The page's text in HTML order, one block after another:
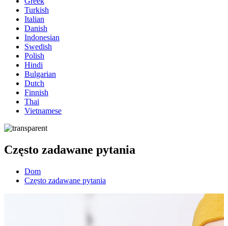
Turkish
Italian
Danish
Indonesian
Swedish
Polish
Hindi
Bulgarian
Dutch
Finnish
Thai
Vietnamese
Często zadawane pytania
Dom
Często zadawane pytania